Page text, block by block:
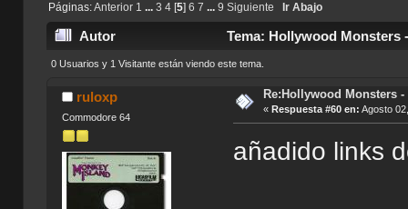
Páginas:Anterior 1 ... 3 4[5] 6 7 ... 9 Siguiente Ir Abajo
Autor Tema: Hollywood Monsters
0 Usuarios y 1 Visitante están viendo este tema.
ruloxp
Commodore 64
Re:Hollywood Monsters
« Respuesta #60 en: Agosto
añadido links